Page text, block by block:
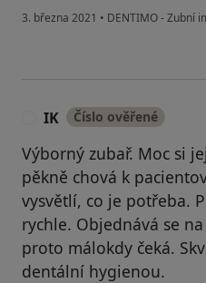
3. března 2021 • DENTIMO - Zubní
IK Číslo ověřené
Výborný zubař. Moc si
pěkně chová k
vysvětlí, co je potřeba.
rychle. Objednává se
proto málokdy čeká.
dentální hygienou.